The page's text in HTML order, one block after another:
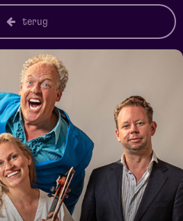
terug